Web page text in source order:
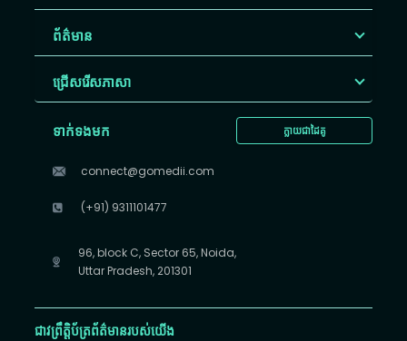
ព័ត៌មាន
ជ្រើសរើស​ភាសា
ក្លាយជាដៃគូ
ទាក់ទងមក
connect@gomedii.com
(+91) 9311101477
96, block C, Sector 65, Noida,
Uttar Pradesh, 201301
ជាវព្រឹត្តិប័ត្រព័ត៌មានរបស់យើង